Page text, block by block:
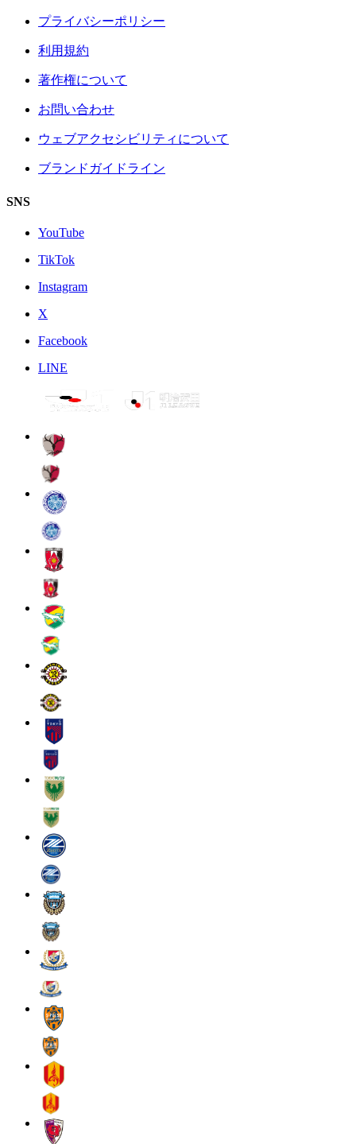
プライバシーポリシー
利用規約
著作権について
お問い合わせ
ウェブアクセシビリティについて
ブランドガイドライン
SNS
YouTube
TikTok
Instagram
X
Facebook
LINE